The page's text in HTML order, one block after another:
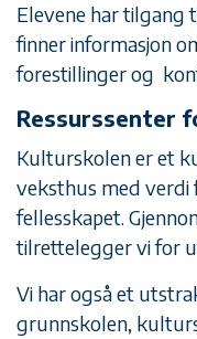
Elevene har tilgang
finner informasjon
forestillinger og
Ressurssenter
Kulturskolen er et
veksthus med verdi
fellesskapet.
tilrettelegger vi for
Vi har også et
grunnskolen,